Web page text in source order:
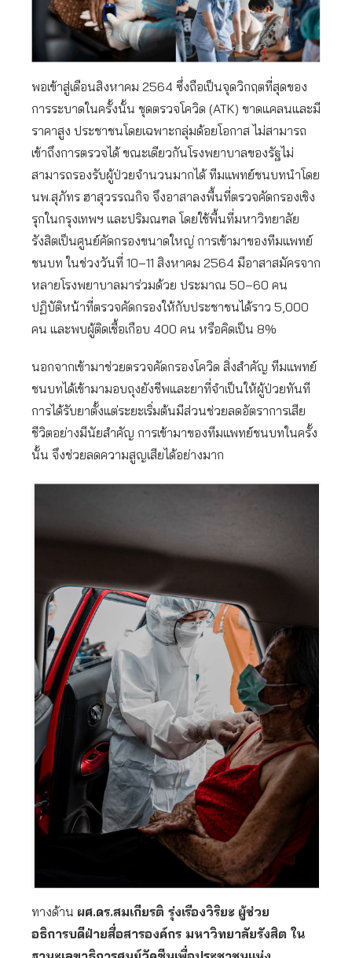
พอเข้าสู่เดือนสิงหาคม 2564 ซึ่งถือเป็นจุดวิกฤตที่สุดของ
การระบาดในครั้งนั้น ชุดตรวจโควิด (ATK) ขาดแคลนและมี
ราคาสูง ประชาชนโดยเฉพาะกลุ่มด้อยโอกาส ไม่สามารถ
เข้าถึงการตรวจได้ ขณะเดียวกันโรงพยาบาลของรัฐไม่
สามารถรองรับผู้ป่วยจำนวนมากได้ ทีมแพทย์ชนบทนำโดย
นพ.สุภัทร ฮาสุวรรณกิจ จึงอาสาลงพื้นที่ตรวจคัดกรองเชิง
รุกในกรุงเทพฯ และปริมณฑล โดยใช้พื้นที่มหาวิทยาลัย
รังสิตเป็นศูนย์คัดกรองขนาดใหญ่ การเข้ามาของทีมแพทย์
ชนบท ในช่วงวันที่ 10–11 สิงหาคม 2564 มีอาสาสมัครจาก
หลายโรงพยาบาลมาร่วมด้วย ประมาณ 50–60 คน
ปฏิบัติหน้าที่ตรวจคัดกรองให้กับประชาชนได้ราว 5,000
คน และพบผู้ติดเชื้อเกือบ 400 คน หรือคิดเป็น 8%
นอกจากเข้ามาช่วยตรวจคัดกรองโควิด สิ่งสำคัญ ทีมแพทย์
ชนบทได้เข้ามามอบถุงยังชีพและยาที่จำเป็นให้ผู้ป่วยทันที
การได้รับยาตั้งแต่ระยะเริ่มต้นมีส่วนช่วยลดอัตราการเสีย
ชีวิตอย่างมีนัยสำคัญ การเข้ามาของทีมแพทย์ชนบทในครั้ง
นั้น จึงช่วยลดความสูญเสียได้อย่างมาก
ทางด้าน ผศ.ดร.สมเกียรติ รุ่งเรืองวิริยะ ผู้ช่วย
อธิการบดีฝ่ายสื่อสารองค์กร มหาวิทยาลัยรังสิต ใน